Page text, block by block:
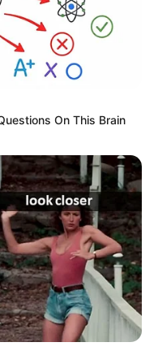
Toyota de placas
chocar primero contra
que atendía un
registrado con saldo
fue realizada por
On This Brain